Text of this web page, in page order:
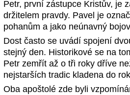
Petr, první zástupce Kristův, je
držitelem pravdy. Pavel je
pohanům a jako neúnavný
Dost často se uvádí spojení
stejný den. Historikové se na
Petr zemřít až o tři roky dříve
nejstarších tradic kladena do
Oba apoštolé zde byli